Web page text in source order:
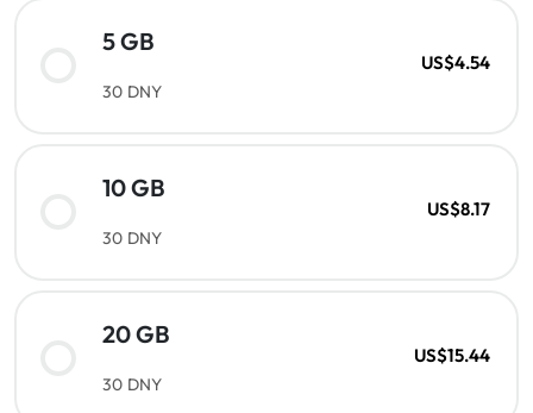
5 GB
30 DNY
US$4.54
10 GB
30 DNY
US$8.17
20 GB
30 DNY
US$15.44